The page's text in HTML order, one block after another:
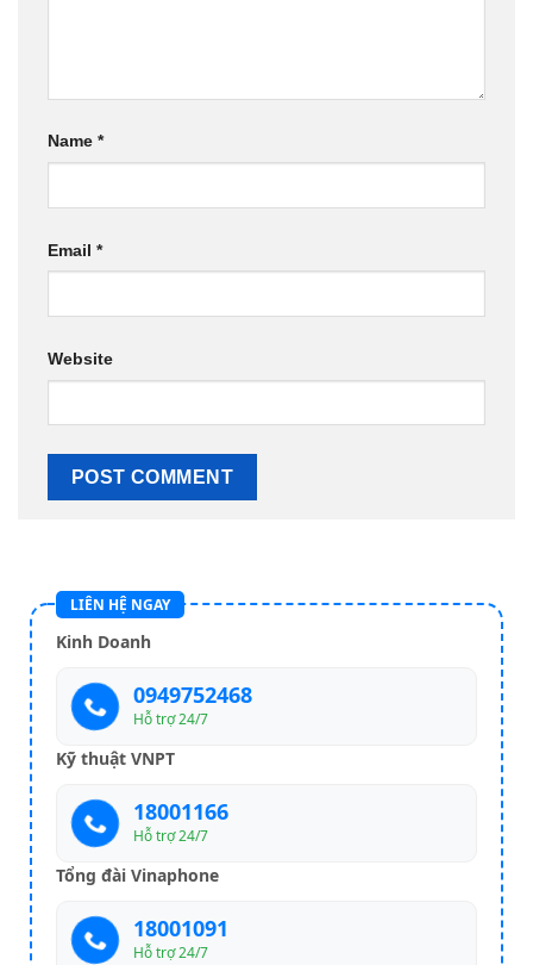
Name *
Email *
Website
LIÊN HỆ NGAY
Kinh Doanh
0949752468
Hỗ trợ 24/7
Kỹ thuật VNPT
18001166
Hỗ trợ 24/7
Tổng đài Vinaphone
18001091
Hỗ trợ 24/7